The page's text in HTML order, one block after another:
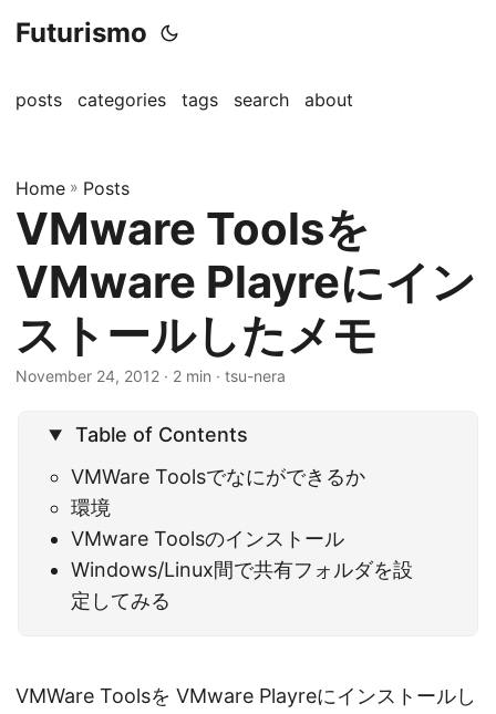
Futurismo
posts categories tags search about
Home » Posts
VMware Toolsを
VMware Playreにイン
ストールしたメモ
November 24, 2012 · 2 min · tsu-nera
Table of Contents
VMWare Toolsでなにができるか
環境
VMware Toolsのインストール
Windows/Linux間で共有フォルダを設
定してみる
VMWare Toolsを VMware Playreにインストールし